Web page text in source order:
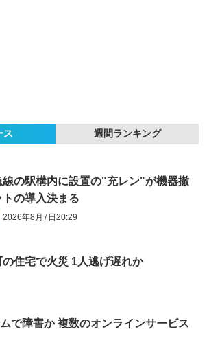
ス 週間ランキング
の駅構内に設置の"充レン"が機器撤
の導入決まる
2026年8月7日20:29
住宅で火災 1人逃げ遅れか
で障害か 複数のオンラインサービス